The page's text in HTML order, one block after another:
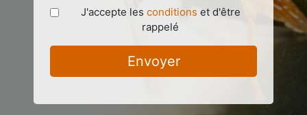
J'accepte les conditions et d'être
rappelé
Envoyer